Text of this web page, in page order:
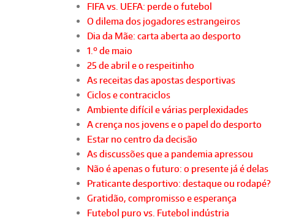
FIFA vs. UEFA: perde o futebol
O dilema dos jogadores estrangeiros
Dia da Mãe: carta aberta ao desporto
1.º de maio
25 de abril e o respeitinho
As receitas das apostas desportivas
Ciclos e contraciclos
Ambiente difícil e várias perplexidades
A crença nos jovens e o papel do desporto
Estar no centro da decisão
As discussões que a pandemia apressou
Não é apenas o futuro: o presente já é delas
Praticante desportivo: destaque ou rodapé?
Gratidão, compromisso e esperança
Futebol puro vs. Futebol indústria